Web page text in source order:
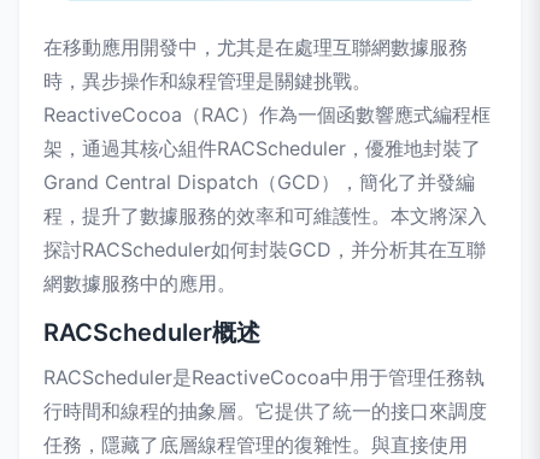
在移動應用開發中，尤其是在處理互聯網數據服務
時，異步操作和線程管理是關鍵挑戰。
ReactiveCocoa（RAC）作為一個函數響應式編程框
架，通過其核心組件RACScheduler，優雅地封裝了
Grand Central Dispatch（GCD），簡化了并發編
程，提升了數據服務的效率和可維護性。本文將深入
探討RACScheduler如何封裝GCD，并分析其在互聯
網數據服務中的應用。
RACScheduler概述
RACScheduler是ReactiveCocoa中用于管理任務執
行時間和線程的抽象層。它提供了統一的接口來調度
任務，隱藏了底層線程管理的復雜性。與直接使用